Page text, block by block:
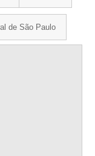
de São Paulo